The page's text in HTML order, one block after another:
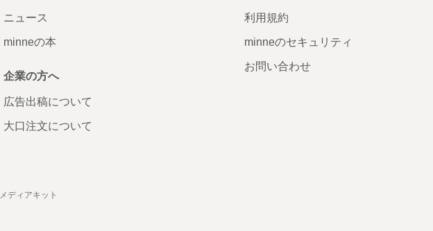
ニュース
minneの本
企業の方へ
広告出稿について
大口注文について
利用規約
minneのセキュリティ
お問い合わせ
メディアキット